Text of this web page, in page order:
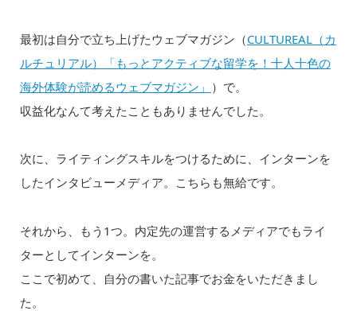
最初は自分で立ち上げたウェブマガジン（CULTUREAL（カ
ルチュリアル）「もっとアクティブな留学を！十人十色の
海外体験が読めるウェブマガジン」 ）で。
収益化なんて考えたこともありませんでした。
次に、ライティングスキルをつけるために、インターンを
したインタビューメディア。こちらも無給です。
それから、もう1つ。内定先の運営するメディアでもライ
ターとしてインターンを。
ここで初めて、自分の書いた記事でお金をいただきまし
た。